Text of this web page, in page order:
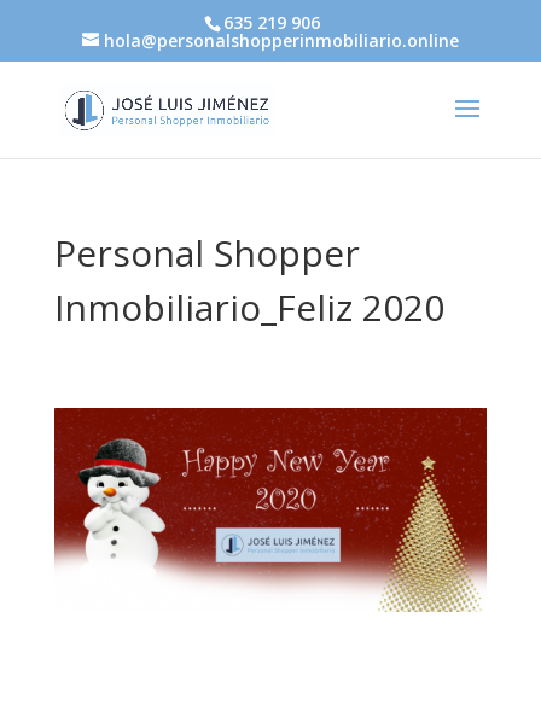
635 219 906
hola@personalshopperinmobiliario.online
Personal Shopper
Inmobiliario_Feliz 2020